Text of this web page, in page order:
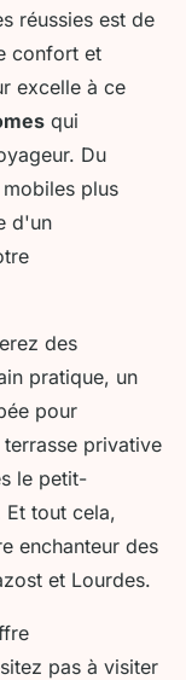
réussies est de
confort et
excelle à ce
qui
Du
plus
d'un
des
pratique, un
pour
privative
le petit-
tout cela,
enchanteur des
et Lourdes.
pas à visiter